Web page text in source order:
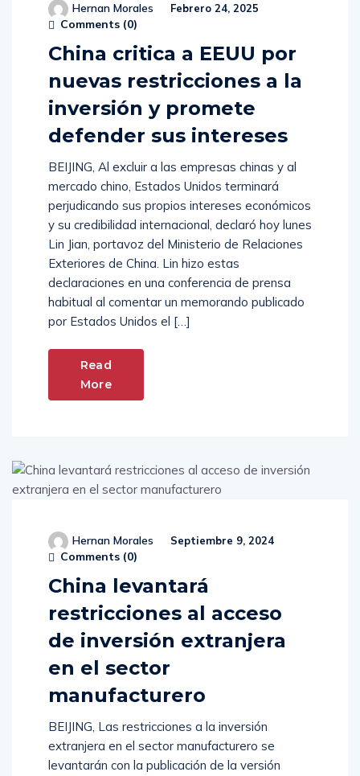
Hernan Morales Febrero 24, 2025
Comments (0)
China critica a EEUU por
nuevas restricciones a la
inversión y promete
defender sus intereses
BEIJING, Al excluir a las empresas chinas y al
mercado chino, Estados Unidos terminará
perjudicando sus propios intereses económicos
y su credibilidad internacional, declaró hoy lunes
Lin Jian, portavoz del Ministerio de Relaciones
Exteriores de China. Lin hizo estas
declaraciones en una conferencia de prensa
habitual al comentar un memorando publicado
por Estados Unidos el […]
Read
More
Hernan Morales Septiembre 9, 2024
Comments (0)
China levantará
restricciones al acceso
de inversión extranjera
en el sector
manufacturero
BEIJING, Las restricciones a la inversión
extranjera en el sector manufacturero se
levantarán con la publicación de la versión